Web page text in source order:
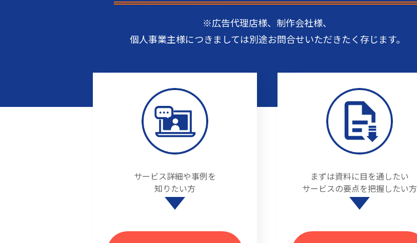
※広告代理店様、制作会社様、
個人事業主様につきましては別途お問合せいただきたく存じます。
サービス詳細や事例を
知りたい方
まずは資料に目を通したい
サービスの要点を把握したい方